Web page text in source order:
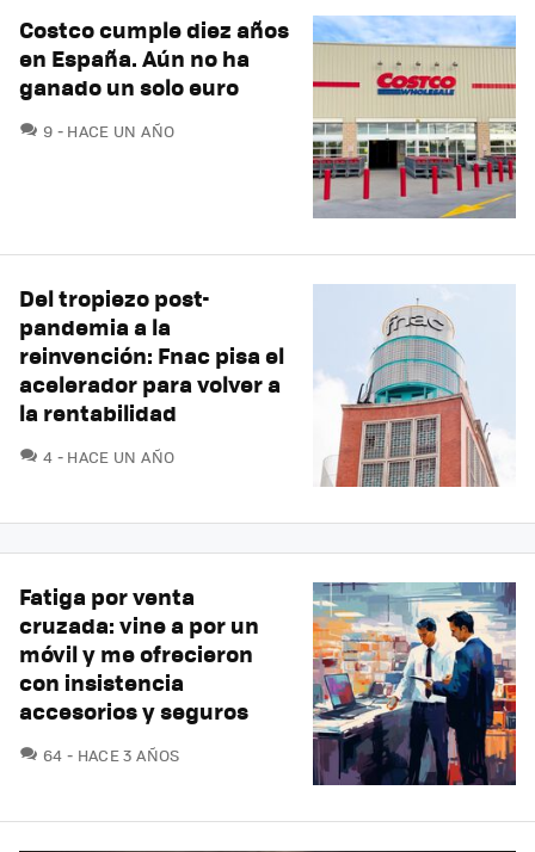
Costco cumple diez años
en España. Aún no ha
ganado un solo euro
9 COMENTARIOS
HACE UN AÑO
Del tropiezo post-
pandemia a la
reinvención: Fnac pisa el
acelerador para volver a
la rentabilidad
4 COMENTARIOS
HACE UN AÑO
Fatiga por venta
cruzada: vine a por un
móvil y me ofrecieron
con insistencia
accesorios y seguros
64 COMENTARIOS
HACE 3 AÑOS